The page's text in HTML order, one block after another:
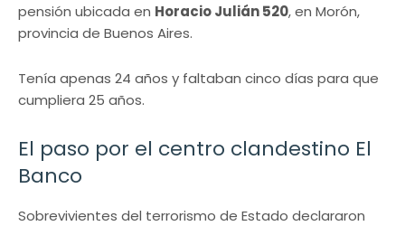
pensión ubicada en Horacio Julián 520, en Morón,
provincia de Buenos Aires.
Tenía apenas 24 años y faltaban cinco días para que
cumpliera 25 años.
El paso por el centro clandestino El
Banco
Sobrevivientes del terrorismo de Estado declararon